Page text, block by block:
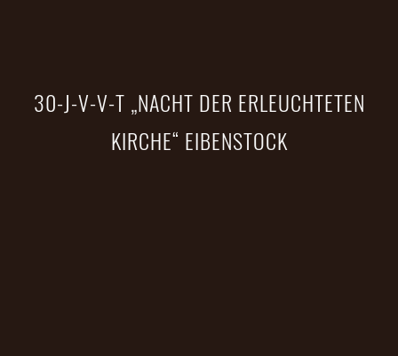
30-J-V-V-T „NACHT DER ERLEUCHTETEN
KIRCHE“ EIBENSTOCK